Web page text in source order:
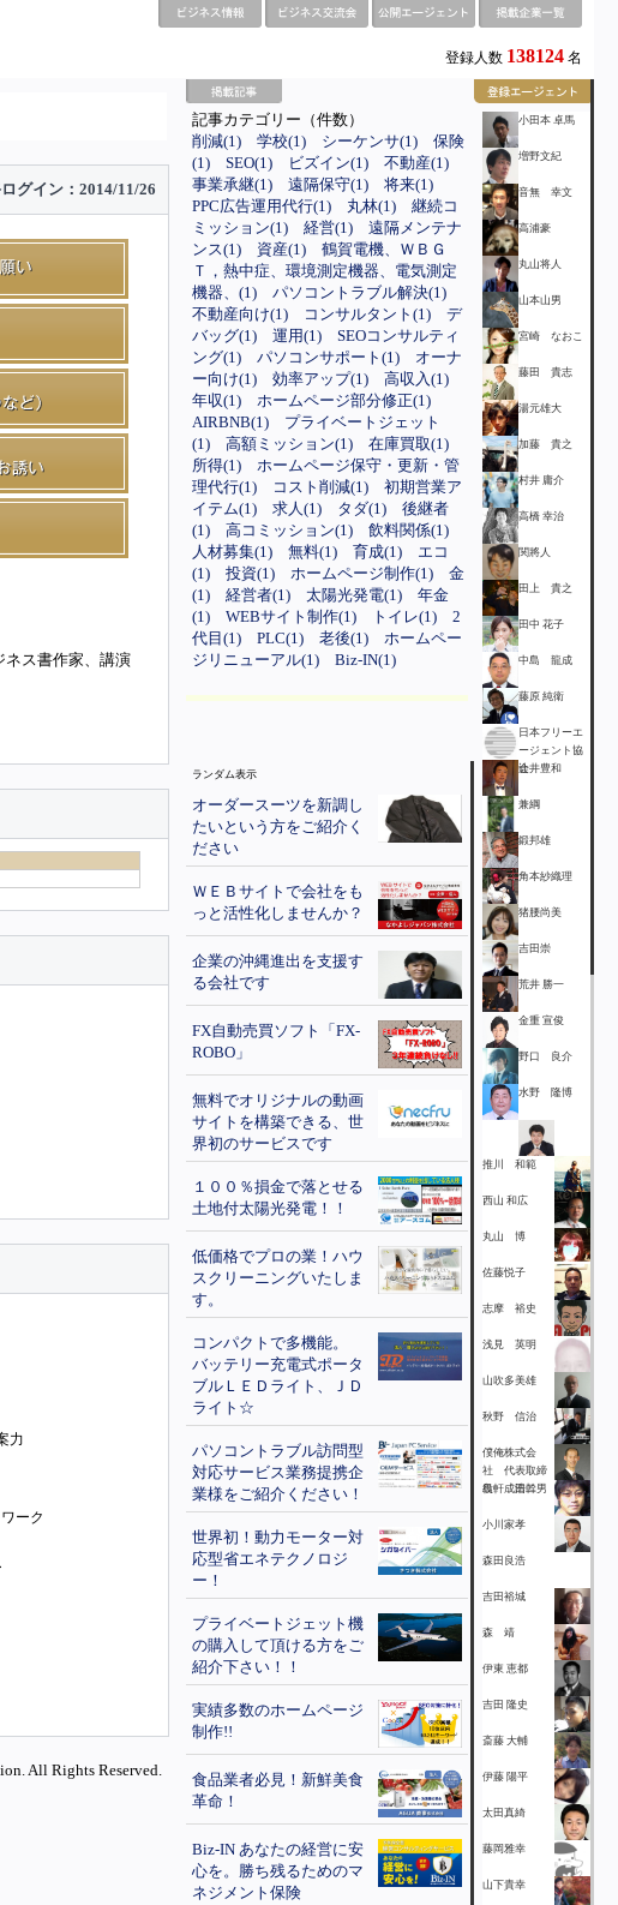
登録人数 138124 名
グイン： 2014/11/26
ネス書作家、講演
All Rights Reserved.
記事カテゴリー（件数）
削減(1)
学校(1) シーケンサ(1)
保険
(1)
SEO(1) ビズイン(1)
不動産(1)
事業承継(1)
遠隔保守(1)
将来(1)
PPC広告運用代行(1)
丸林(1)
継続コ
ミッション(1)
経営(1)
遠隔メンテナ
ンス(1)
資産(1)
鶴賀電機、ＷＢＧ
Ｔ，熱中症、環境測定機器、電気測定
機器、(1)
パソコントラブル解決(1)
不動産向け(1)
コンサルタント(1)
デ
バッグ(1)
運用(1)
SEOコンサルティ
ング(1)
パソコンサポート(1)
オーナ
ー向け(1)
効率アップ(1)
高収入(1)
年収(1)
ホームページ部分修正(1)
AIRBNB(1)
プライベートジェット
(1)
高額ミッション(1)
在庫買取(1)
所得(1)
ホームページ保守・更新・管
理代行(1)
コスト削減(1)
初期営業ア
イテム(1)
求人(1) タダ(1)
後継者
(1)
高コミッション(1)
飲料関係(1)
人材募集(1)
無料(1) 育成(1)
エコ
(1)
投資(1) ホームページ制作(1)
金
(1)
経営者(1) 太陽光発電(1)
年金
(1)
WEBサイト制作(1) トイレ(1)
2
代目(1)
PLC(1) 老後(1)
ホームペー
ジリニューアル(1)
Biz-IN(1)
ランダム表示
オーダースーツを新調し
たいという方をご紹介く
ださい
ＷＥＢサイトで会社をも
っと活性化しませんか？
企業の沖縄進出を支援す
る会社です
FX自動売買ソフト「FX-
ROBO」
無料でオリジナルの動画
サイトを構築できる、世
界初のサービスです
１００％損金で落とせる
土地付太陽光発電！！
低価格でプロの業！ハウ
スクリーニングいたしま
す。
コンパクトで多機能。
バッテリー充電式ポータ
ブルＬＥＤライト、ＪＤ
ライト☆
パソコントラブル訪問型
対応サービス業務提携企
業様をご紹介ください！
世界初！動力モーター対
応型省エネテクノロジ
ー！
プライベートジェット機
の購入して頂ける方をご
紹介下さい！！
実績多数のホームページ
制作!!
食品業者必見！新鮮美食
革命！
Biz-IN あなたの経営に安
心を。勝ち残るためのマ
ネジメント保険
小田本 卓馬
増野文紀
音無 幸文
高浦豪
丸山将人
山本山男
宮崎 なおこ
藤田 貴志
湯元雄大
加藤 貴之
村井 庸介
高橋 幸治
関將人
田上 貴之
田中 花子
中島 龍成
藤原 純衛
日本フリーエ
ージェント協
会
辻井豊和
兼綱
鍛邦雄
角本紗織理
猪腰尚美
吉田崇
荒井 勝一
金重 宣俊
野口 良介
水野 隆博
推川 和範
西山 和広
丸山 博
佐藤悦子
志摩 裕史
浅見 英明
山吹多美雄
秋野 信治
僕俺株式会
社 代表取締
役 成田幹男
島軒 浩二
小川家孝
森田良浩
吉田裕城
森 靖
伊東 恵都
吉田 隆史
斎藤 大輔
伊藤 陽平
太田真綺
藤岡雅幸
山下貴幸